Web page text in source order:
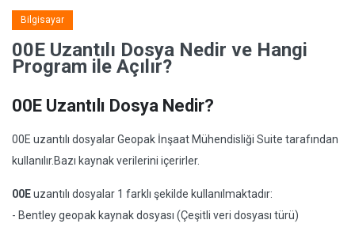
Bilgisayar
00E Uzantılı Dosya Nedir ve Hangi
Program ile Açılır?
00E Uzantılı Dosya Nedir?
00E uzantılı dosyalar Geopak İnşaat Mühendisliği Suite tarafından
kullanılır.Bazı kaynak verilerini içerirler.
00Euzantılı dosyalar 1 farklı şekilde kullanılmaktadır:
- Bentley geopak kaynak dosyası (Çeşitli veri dosyası türü)